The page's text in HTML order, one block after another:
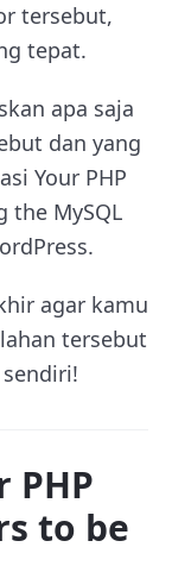
tersebut,
tepat.
apa saja
dan yang
Your PHP
the MySQL
.
agar kamu
tersebut
PHP
to be